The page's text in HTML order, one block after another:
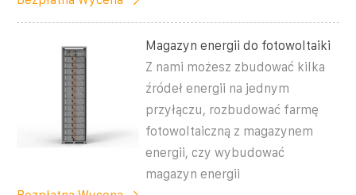
Magazyn energii do fotowoltaiki
Z nami możesz zbudować kilka
źródeł energii na jednym
przyłączu, rozbudować farmę
fotowoltaiczną z magazynem
energii, czy wybudować
magazyn energii